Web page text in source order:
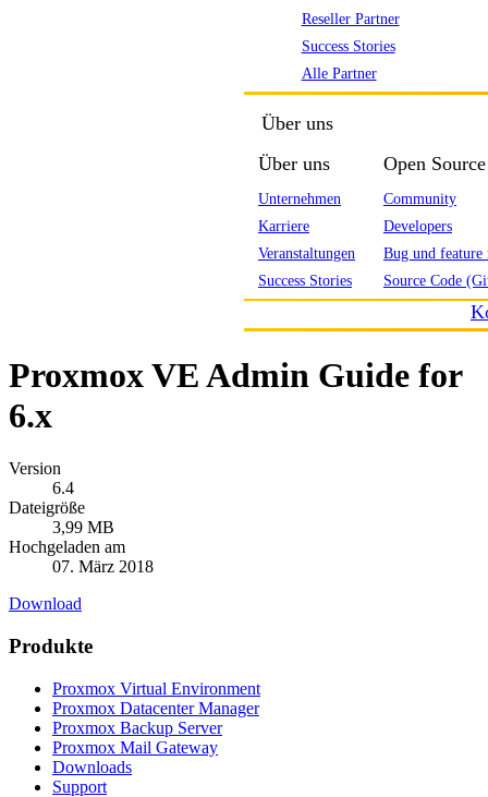
Reseller Partner
Success Stories
Alle Partner
Über uns
Über uns
Unternehmen
Karriere
Veranstaltungen
Success Stories
Open Source
Community
Developers
Bug und feature
Source Code
Proxmox VE Admin Guide for
6.x
Version
6.4
Dateigröße
3,99 MB
Hochgeladen am
07. März 2018
Download
Produkte
Proxmox Virtual Environment
Proxmox Datacenter Manager
Proxmox Backup Server
Proxmox Mail Gateway
Downloads
Support